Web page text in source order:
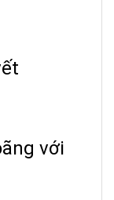
với